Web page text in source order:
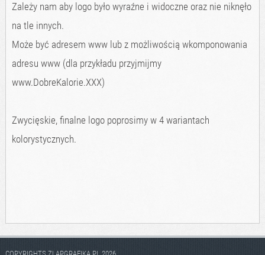
Zależy nam aby logo było wyraźne i widoczne oraz nie niknęło
na tle innych.
Może być adresem www lub z możliwością wkomponowania
adresu www (dla przykładu przyjmijmy
www.DobreKalorie.XXX)
Zwycięskie, finalne logo poprosimy w 4 wariantach
kolorystycznych.